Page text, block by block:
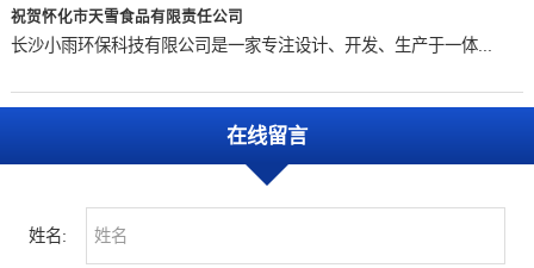
祝贺怀化市天雪食品有限责任公司
长沙小雨环保科技有限公司是一家专注设计、开发、生产于一体...
在线留言
姓名: